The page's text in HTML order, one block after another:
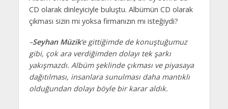
CD olarak dinleyiciyle buluştu. Albümün CD olarak
çıkması sizin mi yoksa firmanızın mı isteğiydi?
–Seyhan Müzik‘e gittiğimde de konuştuğumuz
gibi, çok ara verdiğimden dolayı tek şarkı
yakışmazdı. Albüm şeklinde çıkması ve piyasaya
dağıtılması, insanlara sunulması daha mantıklı
olduğundan dolayı böyle bir karar aldık.